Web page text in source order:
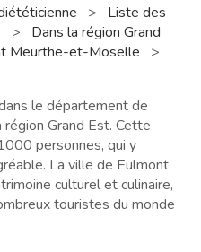
>
Liste des
>
Dans la région Grand
Meurthe-et-Moselle
>
le département de
Grand Est. Cette
personnes, qui y
La ville de Eulmont
culturel et culinaire,
touristes du monde